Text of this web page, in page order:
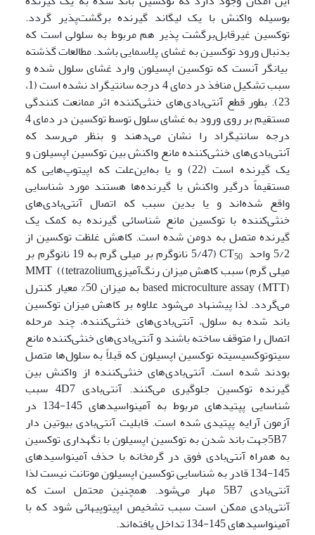
بوسیله واکنش با یک لیگاند گیرنده برگشت‌پذیر گردد.
توکسین غیرقابل‌برگشت پذیر هم مربوط به سلولی است که
بدنبال ورود توکسین به غشای پلاسمایی باشد. مطالعات گذشته‌
بیانگر آنست که توکسین اپسیلون وارد غشای سلول شده و
سبب تشکیل منافذ در دمای 4 درجه سانتی­گراد نشده است (1،
23). بطور قطع آنتی‌بادی‌های خنثی‌کننده اثر ممانعت کنندگی
مستقیم بر روی ورود به غشای سلول توسط توکسین در دمای 4
درجه سانتی­گراد را نشان می‌دهند و بنظر می‌رسد که
آنتی‌بادی‌های خنثی‌کننده مانع واکنش بین توکسین اپسیلون و
یک گیرنده است (22) و یا به‌این‌علت که اپی­توپ‌هایی که
مستقیماً درگیر واکنش با گیرنده‌ها هستند مورد شناسایی
واقع ‌شده‌اند و یا بدین سبب که اتصال آنتی‌بادی‌های
خنثی‌کننده با توکسین مانع شناسائی گیرنده به کمک یک
گیرنده متصل به دومن شده است. کاهش غلظت توکسین از
5/2 واحد CT
50
(5/47 نانوگرم بر میلی گرم به 19 نانوگرم بر
میلی گرم) سبب کاهش میزان رنگ‌آمیزیMMT ((tetrazolium
based microculture assay (MTT) به میزان 50% معیار کنترل
می‌گردد. لذا پیشنهاد می‌شود علاوه بر کاهش میزان توکسین
باند شده به سلول، آنتی‌بادی‌های خنثی‌کننده، چند مرحله
اتصال را متوقف ساخته باشند و آنتی‌بادی‌های خنثی‌کننده مانع
سیتوتوکسیسیته توکسین اپسیلون که قبلاً به سلول‌ها متصل
بودند شده است. آنتی‌بادی‌های خنثی‌کننده از واکنش بین
گیرنده توکسین جلوگیری می‌کنند. آنتی‌بادی 4D7 سبب
شناسایی پپتیدهای مربوط به آمینواسیدهای 145-134 در
آزمون آرایه پپتیدی شده است. قابلیت آنتی‌بادی بیوتین دار
5B7جهت باند شدن به توکسین اپسیلون با نگهداری توکسین
به همراه آنتی‌بادی فوق در گرمخانه با حذف آمینواسیدهای
145-134 قادر به شناسایی توکسین اپسیلون موتانت نیست لذا
آنتی‌بادی 5B7 مهار می‌شود. همچنین محتمل است که
آنتی‌بادی ممکن است سبب تشخیص اپی­توپی­هائی شود که با
آمینواسیدهای 145-134 تداخل یافته‌اند.